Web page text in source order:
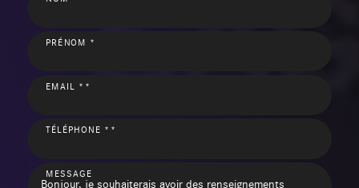
PRÉNOM *
EMAIL **
TÉLÉPHONE **
MESSAGE